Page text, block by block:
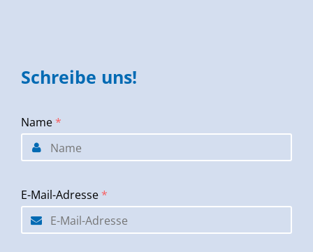
Schreibe uns!
Name *
E-Mail-Adresse *